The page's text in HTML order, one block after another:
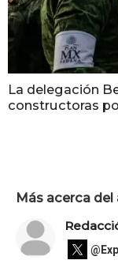
La delegación
constructoras
Más acerca del